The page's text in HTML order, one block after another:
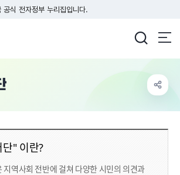
공식 전자정부 누리집입니다.
" 이란?
지역사회 전반에 걸쳐 다양한 시민의 의견과